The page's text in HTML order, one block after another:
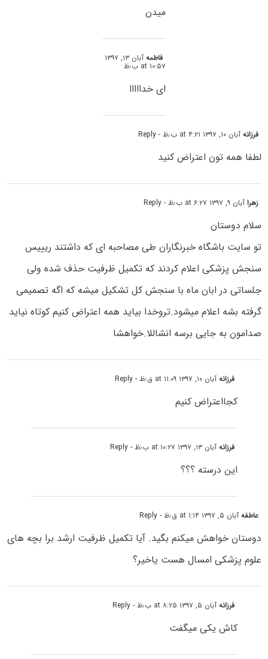
میدن
فاطمه آبان ۱۳, ۱۳۹۷
at ۱۰:۵۷ ب٫ظ
ای خدااااا
فرزانهآبان ۱۰, ۱۳۹۷ at ۴:۲۱ ب٫ظ - Reply
لطفا همه تون اعتراض کنید
زهراآبان ۹, ۱۳۹۷ at ۶:۲۷ ب٫ظ - Reply
سلام دوستان
تو سایت باشگاه خبرنگاران طی مصاحبه ای که داشتند ریییس
سنجش پزشکی اعلام کردند که تکمیل ظرفیت حذف شده ولی
جلساتی در ابان ماه با سنجش کل تشکیل میشه که اگه تصمیمی
گرفته بشه اعلام میشود.تروخدا بیاید همه اعتراض کنیم کوتاه نیاید
صدامون به جایی برسه انشاللا.خواهشا
فرزانهآبان ۱۰, ۱۳۹۷ at ۱۱:۰۹ ق٫ظ - Reply
کجااعتراض کنیم
فرزانهآبان ۱۳, ۱۳۹۷ at ۱۰:۲۷ ب٫ظ - Reply
این درسته ؟؟؟
عاطفهآبان ۵, ۱۳۹۷ at ۱:۱۴ ق٫ظ - Reply
دوستان خواهش میکنم بگید. آیا تکمیل ظرفیت ارشد برا بچه های
علوم پزشکی امسال هست یاخیر؟
فرزانهآبان ۵, ۱۳۹۷ at ۸:۲۵ ب٫ظ - Reply
کاش یکی میگفت